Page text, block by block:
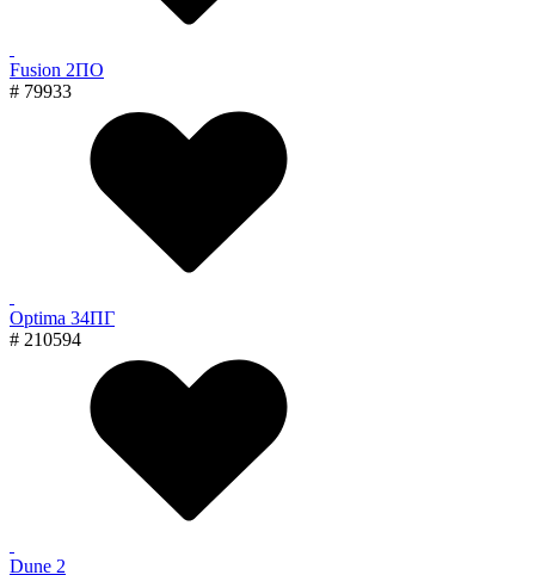
Fusion 2ПО
# 79933
Optima 34ПГ
# 210594
Dune 2